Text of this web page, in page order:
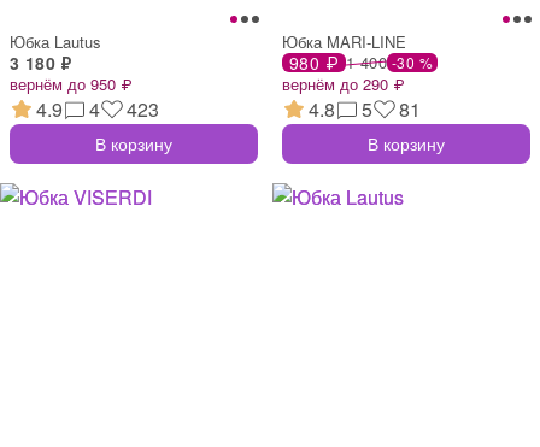
Юбка Lautus
3 180 ₽
вернём до 950 ₽
4.9 4 423
В корзину
Юбка MARI-LINE
980 ₽ 1 400 -30 %
вернём до 290 ₽
4.8 5 81
В корзину